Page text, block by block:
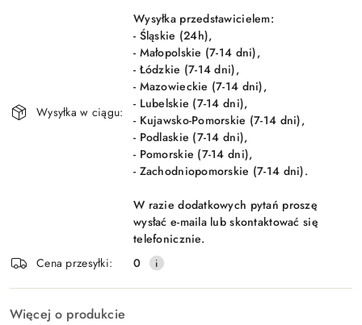
Wyślij
Wysyłka w ciągu:
Wysyłka przedstawicielem:
- Śląskie (24h),
- Małopolskie (7-14 dni),
- Łódzkie (7-14 dni),
- Mazowieckie (7-14 dni),
- Lubelskie (7-14 dni),
- Kujawsko-Pomorskie (7-14 dni),
- Podlaskie (7-14 dni),
- Pomorskie (7-14 dni),
- Zachodniopomorskie (7-14 dni).
W razie dodatkowych pytań proszę
wysłać e-maila lub skontaktować się
telefonicznie.
Cena przesyłki:
0
Więcej o produkcie